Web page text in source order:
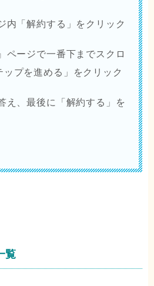
内「解約する 」をクリック
ページで一番下までスクロ
ップを進める 」をクリック
、最後に「解約する」を
覧